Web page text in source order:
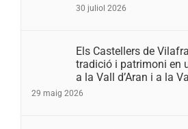
30 juliol 2026
Els Castellers de
tradició i patrimoni en
a la Vall d’Aran i a la
29 maig 2026